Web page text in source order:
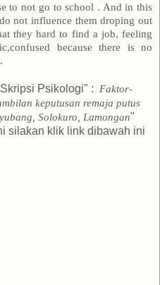
to not go to school . And in this
not influence them droping out
they hard to find a job, feeling
because there is no
Psikologi" :
Faktor-
keputusan remaja putus
Solokuro, Lamongan"
silakan klik link dibawah ini